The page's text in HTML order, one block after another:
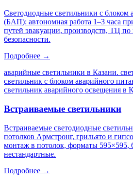
Светодиодные светильники с блоком
(БАП): автономная работа 1–3 часа
путей эвакуации, производств, ТЦ
безопасности.
Подробнее →
аварийные светильники в Казани.
светильник с блоком аварийного
светильник аварийного освещения в
Встраиваемые светильники
Встраиваемые светодиодные
потолков Армстронг, грильято и
монтаж в потолок, форматы 595×595,
нестандартные.
Подробнее →